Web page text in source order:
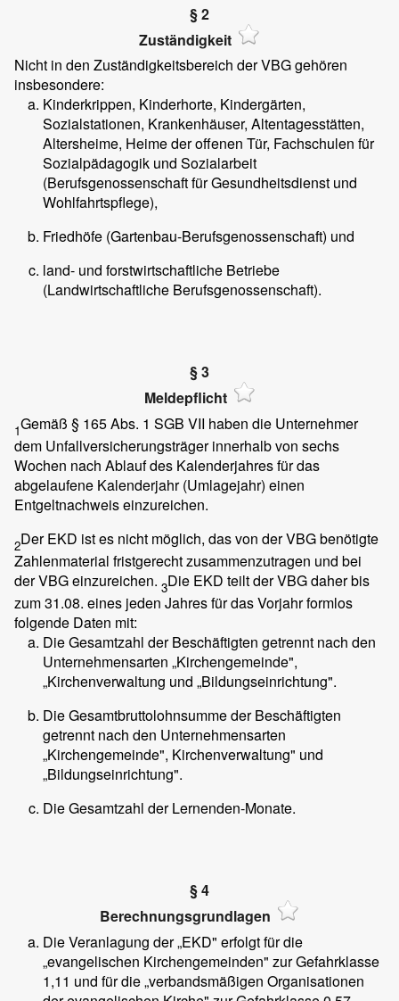
§ 2
Zuständigkeit
Nicht in den Zuständigkeitsbereich der VBG gehören
insbesondere:
Kinderkrippen, Kinderhorte, Kindergärten,
Sozialstationen, Krankenhäuser, Altentagesstätten,
Altersheime, Heime der offenen Tür, Fachschulen für
Sozialpädagogik und Sozialarbeit
(Berufsgenossenschaft für Gesundheitsdienst und
Wohlfahrtspflege),
Friedhöfe (Gartenbau-Berufsgenossenschaft) und
land- und forstwirtschaftliche Betriebe
(Landwirtschaftliche Berufsgenossenschaft).
§ 3
Meldepflicht
1Gemäß § 165 Abs. 1 SGB VII haben die Unternehmer
dem Unfallversicherungsträger innerhalb von sechs
Wochen nach Ablauf des Kalenderjahres für das
abgelaufene Kalenderjahr (Umlagejahr) einen
Entgeltnachweis einzureichen.
2Der EKD ist es nicht möglich, das von der VBG benötigte
Zahlenmaterial fristgerecht zusammenzutragen und bei
der VBG einzureichen. 3Die EKD teilt der VBG daher bis
zum 31.08. eines jeden Jahres für das Vorjahr formlos
folgende Daten mit:
Die Gesamtzahl der Beschäftigten getrennt nach den
Unternehmensarten „Kirchengemeinde",
„Kirchenverwaltung und „Bildungseinrichtung".
Die Gesamtbruttolohnsumme der Beschäftigten
getrennt nach den Unternehmensarten
„Kirchengemeinde", Kirchenverwaltung" und
„Bildungseinrichtung".
Die Gesamtzahl der Lernenden-Monate.
§ 4
Berechnungsgrundlagen
Die Veranlagung der „EKD" erfolgt für die
„evangelischen Kirchengemeinden" zur Gefahrklasse
1,11 und für die „verbandsmäßigen Organisationen